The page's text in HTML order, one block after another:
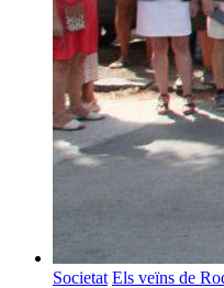
Societat Els veïns de